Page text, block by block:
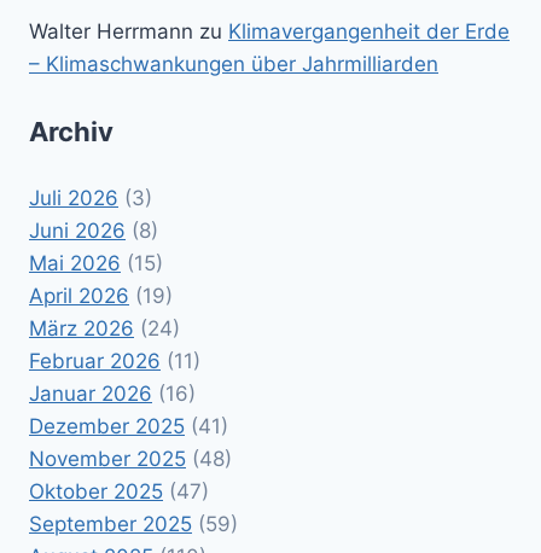
Walter Herrmann zu Klimavergangenheit der Erde
– Klimaschwankungen über Jahrmilliarden
Archiv
Juli 2026 (3)
Juni 2026 (8)
Mai 2026 (15)
April 2026 (19)
März 2026 (24)
Februar 2026 (11)
Januar 2026 (16)
Dezember 2025 (41)
November 2025 (48)
Oktober 2025 (47)
September 2025 (59)